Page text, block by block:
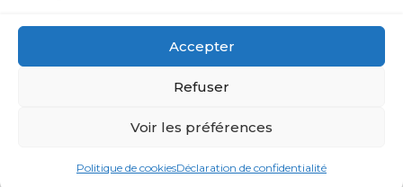
Accepter
Refuser
Voir les préférences
Politique de cookiesDéclaration de confidentialité
765, rue Notre-Dame
Copyright © Charles E. Rajotte complexe funéraire 2024 –
Triaxe